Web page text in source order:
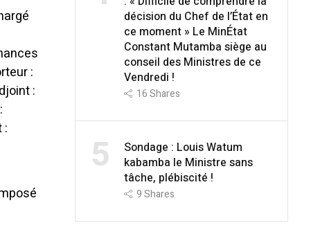
:
:
:
décision du Chef de l’État en
ce moment » Le MinÉtat
Constant Mutamba siège au
conseil des Ministres de ce
Vendredi !
16Shares
5
Sondage : Louis Watum
kabamba le Ministre sans
tâche, plébiscité !
9Shares